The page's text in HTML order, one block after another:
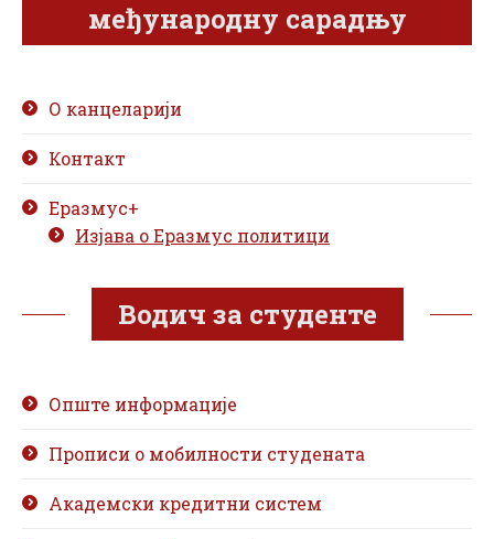
међународну сарадњу
О канцеларији
Контакт
Еразмус+
Изјава о Еразмус политици
Водич за студенте
Опште информације
Прописи о мобилности студената
Академски кредитни систем